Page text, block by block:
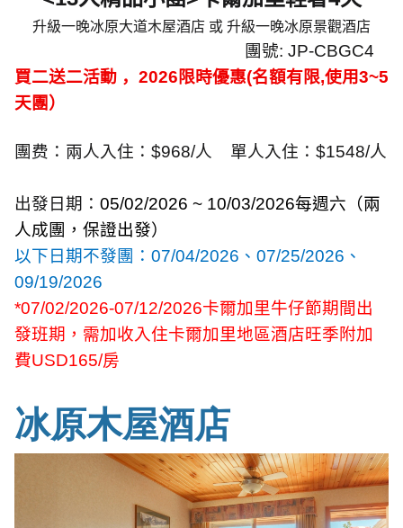
升級一晚冰原大道木屋酒店 或 升級一晚冰原景觀酒店
團號: JP-CBGC4
買二送二活動 ， 2026限時優惠(名額有限,使用3~5
天團）
團费：兩人入住： $968/人 單人入住： $1548/人
出發日期： 05/02/2026 ~ 10/03/2026每週六（兩
人成團，保證出發）
以下日期不發團： 07/04/2026 、 07/25/2026 、
09/19/2026
*07/02/2026-07/12/2026卡爾加里牛仔節期間出
發班期，需加收入住卡爾加里地區酒店旺季附加
費USD165/房
冰原木屋酒店